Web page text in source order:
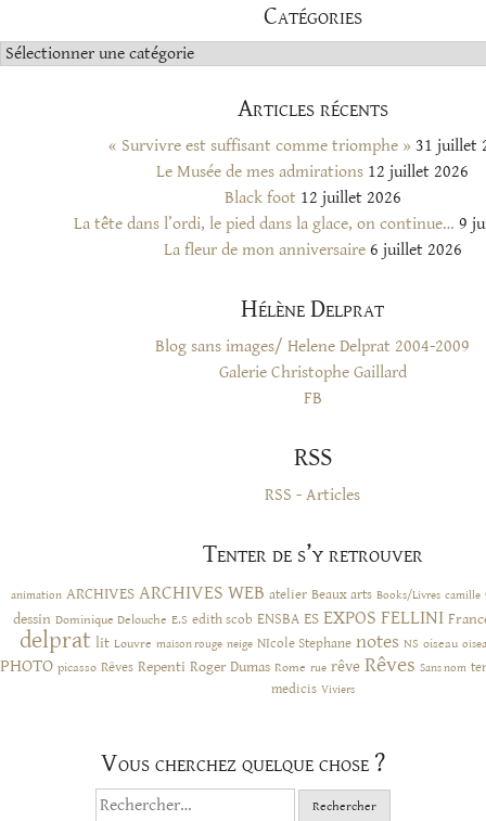
Catégories
Catégories
Articles récents
« Survivre est suffisant comme triomphe » 31 juillet
Le Musée de mes admirations 12 juillet 2026
Black foot 12 juillet 2026
La tête dans l’ordi, le pied dans la glace, on continue… 9
La fleur de mon anniversaire 6 juillet 2026
Hélène Delprat
Blog sans images/ Helene Delprat 2004-2009
Galerie Christophe Gaillard
FB
RSS
RSS - Articles
Tenter de s’y retrouver
animation ARCHIVES ARCHIVES WEB atelier Beaux arts Books/Livres camille
dessin Dominique Delouche E.S edith scob ENSBA ES EXPOS FELLINI
delprat lit Louvre maison rouge neige NIcole Stephane notes NS oiseau
PHOTO picasso Rêves Repenti Roger Dumas Rome rue rêve Rêves Sans nom
medicis Viviers
Vous cherchez quelque chose ?
Rechercher :